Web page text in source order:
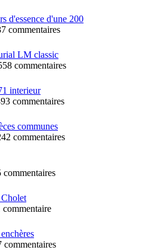
d'essence d'une 200
7 commentaires
LM classic
8 commentaires
interieur
3 commentaires
communes
commentaires
commentaires
Cholet
commentaire
commentaires